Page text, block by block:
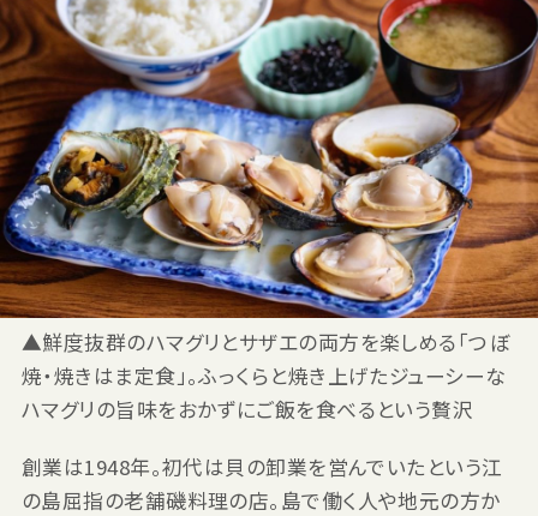
▲鮮度抜群のハマグリとサザエの両方を楽しめる「つぼ
焼・焼きはま定食」。ふっくらと焼き上げたジューシーな
ハマグリの旨味をおかずにご飯を食べるという贅沢
創業は1948年。初代は貝の卸業を営んでいたという江
の島屈指の老舗磯料理の店。島で働く人や地元の方か